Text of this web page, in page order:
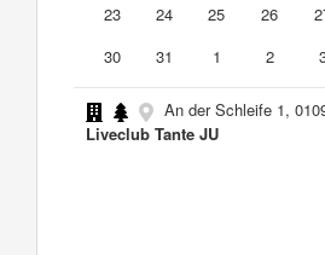
23
24 25 26
30
31 1 2
An der Schleife 1,
Liveclub Tante JU